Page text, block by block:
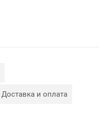
Доставка и оплата